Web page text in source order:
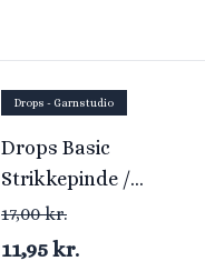
Drops - Garnstudio
Drops Basic
Strikkepinde /
Jumperpinde
Aluminium 35cm
17,00 kr.
11,95 kr.